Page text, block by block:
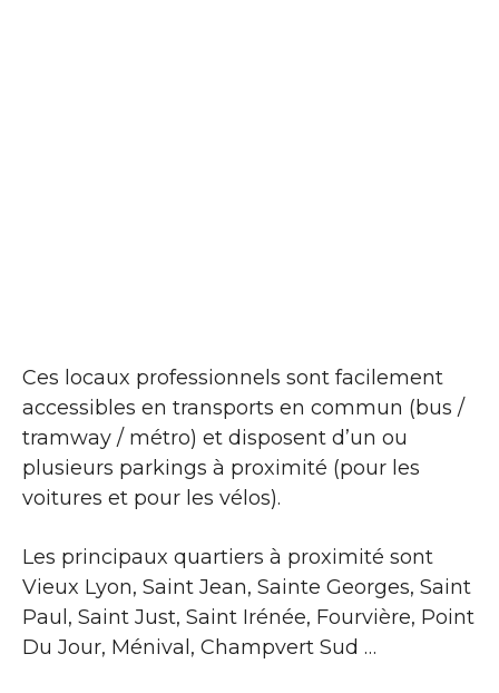
Ces locaux professionnels sont facilement
accessibles en transports en commun (bus /
tramway / métro) et disposent d’un ou
plusieurs parkings à proximité (pour les
voitures et pour les vélos).
Les principaux quartiers à proximité sont
Vieux Lyon, Saint Jean, Sainte Georges, Saint
Paul, Saint Just, Saint Irénée, Fourvière, Point
Du Jour, Ménival, Champvert Sud …